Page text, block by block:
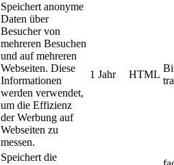
Speichert anonyme
Daten über
Besucher von
mehreren Besuchen
und auf mehreren
Webseiten. Diese
Informationen
werden verwendet,
um die Effizienz
der Werbung auf
Webseiten zu
messen.
1 Jahr HTML
Speichert die